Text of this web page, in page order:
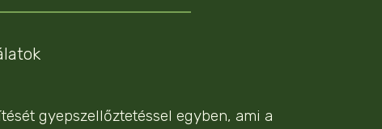
gyepszellőztetéssel egyben, ami a